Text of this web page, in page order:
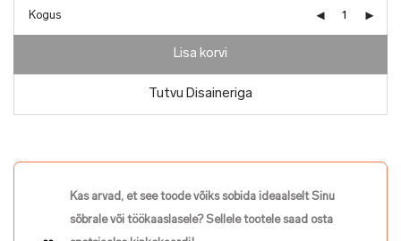
Kogus
Lisa korvi
Tutvu Disaineriga
Kas arvad, et see toode võiks sobida ideaalselt Sinu
sõbrale või töökaaslasele? Sellele tootele saad osta